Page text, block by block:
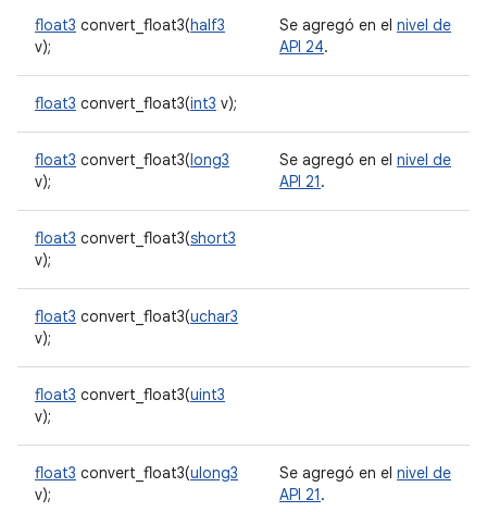
float3 convert_float3(half3
v);
Se agregó en el nivel de
API 24.
float3 convert_float3(int3 v);
float3 convert_float3(long3
v);
Se agregó en el nivel de
API 21.
float3 convert_float3(short3
v);
float3 convert_float3(uchar3
v);
float3 convert_float3(uint3
v);
float3 convert_float3(ulong3
v);
Se agregó en el nivel de
API 21.